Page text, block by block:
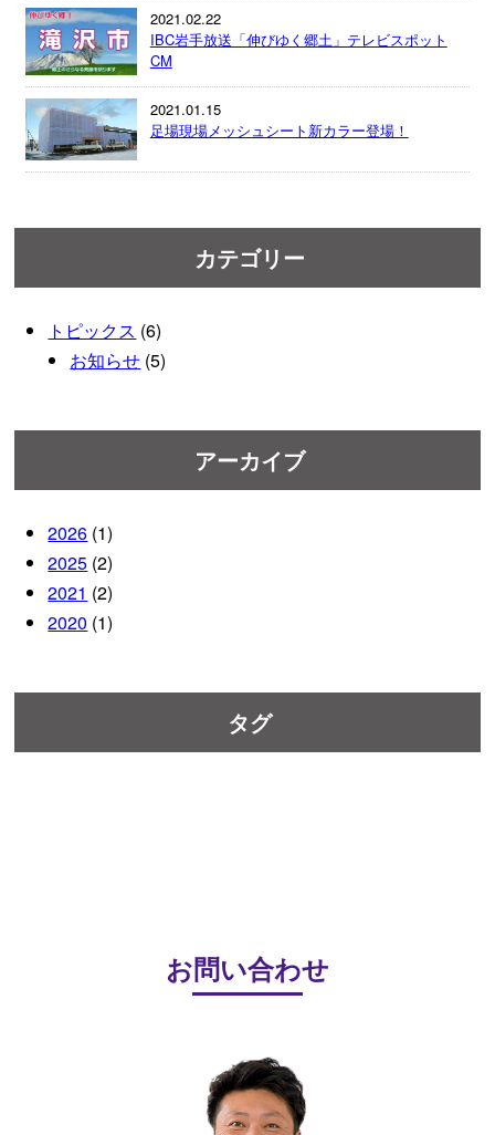
2021.02.22
IBC岩手放送「伸びゆく郷土」テレビスポット
CM
2021.01.15
足場現場メッシュシート新カラー登場！
カテゴリー
トピックス (6)
お知らせ (5)
アーカイブ
2026 (1)
2025 (2)
2021 (2)
2020 (1)
タグ
お問い合わせ